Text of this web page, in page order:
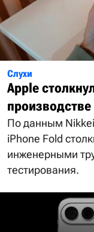
Слухи
Apple
По данным Nikkei
iPhone Fold
инженерными
тестирования.